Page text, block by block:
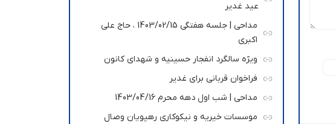
عید غدیر
مداحی | جلسه هفتگی 1403/02/15 ، حاج علی
اکبری
ویژه سالگرد انفجار حسینیه و شهدای کانون
فراخوان قربانی برای غدیر
مداحی | شب اول دهه محرم 1403/04/16
موسسات خیریه و نیکوکاری رهپویان وصال